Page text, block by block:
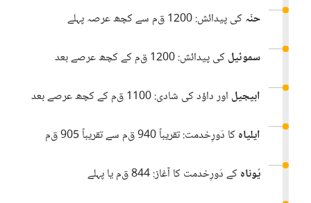
حنّہکی پیدائش:‏ 1200 ق‌م سے کچھ عرصہ پہلے
سموئیلکی پیدائش:‏ 1200 ق‌م کے کچھ عرصے بعد
ابیجیل اور داؤد کی شادی:‏ 1100 ق‌م کے کچھ عرصے بعد
ایلیاہکا دَورِخدمت:‏ تقریباً 940 ق‌م سے تقریباً 905 ق‌م
یُوناہکے دَورِخدمت کا آغاز:‏ 844 ق‌م یا پہلے